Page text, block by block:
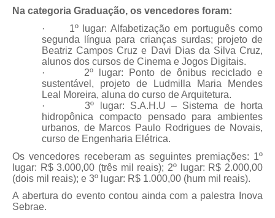
Na categoria Graduação, os vencedores foram:
·
1º lugar: Alfabetização em português como
segunda língua para crianças surdas; projeto de
Beatriz Campos Cruz e Davi Dias da Silva Cruz,
alunos dos cursos de Cinema e Jogos Digitais.
·
2º lugar: Ponto de ônibus reciclado e
sustentável, projeto de Ludmilla Maria Mendes
Leal Moreira, aluna do curso de Arquitetura.
·
3º lugar: S.A.H.U – Sistema de horta
hidropônica compacto pensado para ambientes
urbanos, de Marcos Paulo Rodrigues de Novais,
curso de Engenharia Elétrica.
Os vencedores receberam as seguintes premiações: 1º
lugar: R$ 3.000,00 (três mil reais); 2º lugar: R$ 2.000,00
(dois mil reais); e 3º lugar: R$ 1.000,00 (hum mil reais).
A abertura do evento contou ainda com a palestra Inova
Sebrae.